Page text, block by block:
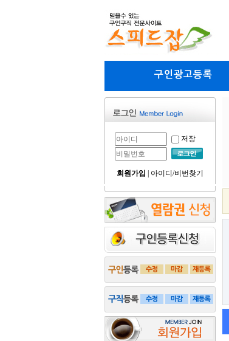
구인광고등록
저장
회원가입 아이디/비번찾기